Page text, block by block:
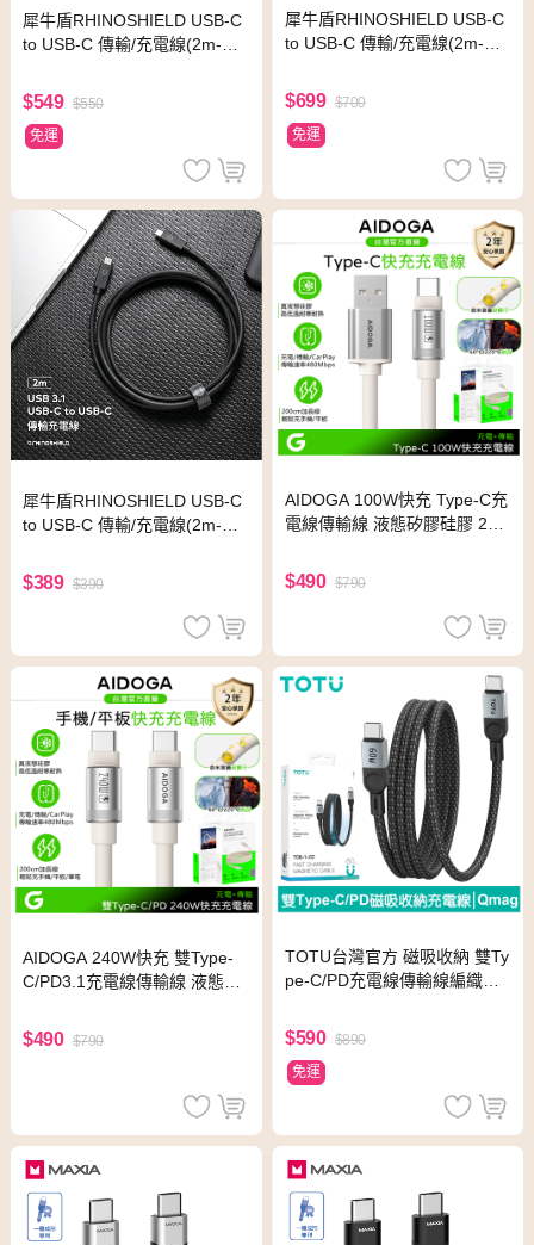
犀牛盾RHINOSHIELD USB-C
to USB-C 傳輸/充電線(2m-手
$549 $550
免運
犀牛盾RHINOSHIELD USB-C
to USB-C 傳輸/充電線(2m-手
$699 $700
免運
犀牛盾RHINOSHIELD USB-C
to USB-C 傳輸/充電線(2m-電
$389 $390
AIDOGA 100W快充 Type-C充
電線傳輸線 液態矽膠硅膠 2M
$490 $790
AIDOGA 240W快充 雙Type-
C/PD3.1充電線傳輸線 液態矽
卓/手機/平板/筆電
$490 $790
TOTU台灣官方 磁吸收納 雙Ty
pe-C/PD充電線傳輸線編織快
$590 $890
免運